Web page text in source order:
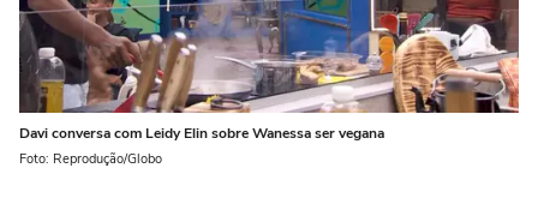
Davi conversa com Leidy Elin sobre Wanessa ser vegana
Foto: Reprodução/Globo